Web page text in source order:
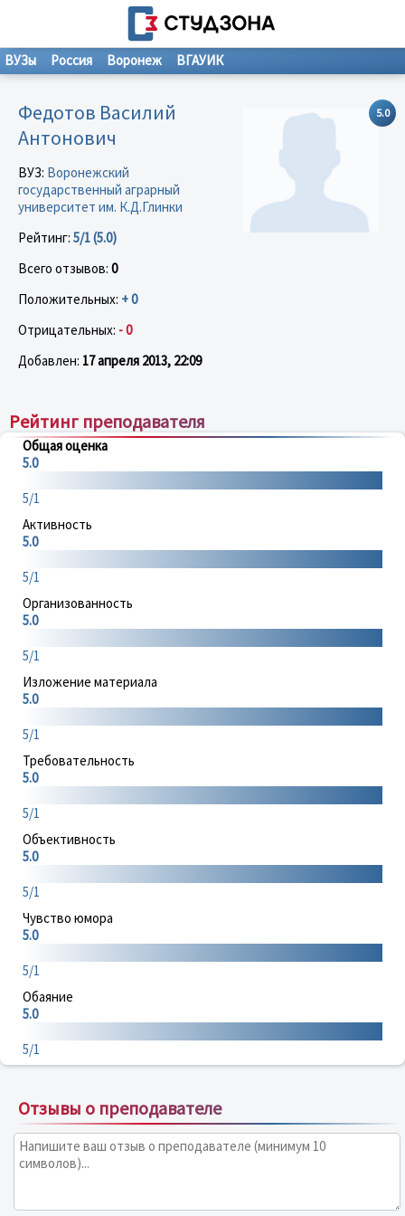
ВУЗы Россия Воронеж ВГАУИК
5.0
Федотов Василий
Антонович
ВУЗ: Воронежский
государственный аграрный
университет им. К.Д.Глинки
Рейтинг: 5/1 (5.0)
Всего отзывов: 0
Положительных: + 0
Отрицательных: - 0
Добавлен: 17 апреля 2013, 22:09
Рейтинг преподавателя
Общая оценка
5.0
5/1
Активность
5.0
5/1
Организованность
5.0
5/1
Изложение материала
5.0
5/1
Требовательность
5.0
5/1
Объективность
5.0
5/1
Чувство юмора
5.0
5/1
Обаяние
5.0
5/1
Отзывы о преподавателе